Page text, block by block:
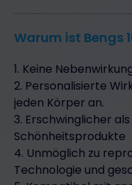
Warum ist Bengs
1. Keine
2. Personalisierte
jeden Körper an.
3. Erschwinglicher
Schönheitsprodukte
4. Unmöglich zu
Technologie und